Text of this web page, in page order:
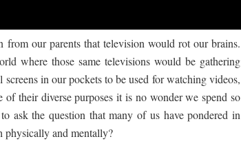
from our parents that television would rot our brains.
where those same televisions would be gathering
in our pockets to be used for watching videos,
their diverse purposes it is no wonder we spend so
ask the question that many of us have pondered in
physically and mentally?